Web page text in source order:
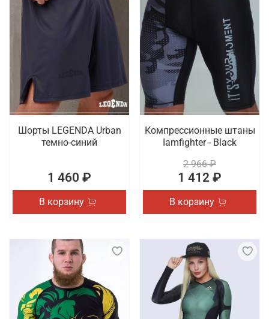
Шорты LEGENDA Urban
темно-синий
1 460 ₽
В корзину
Компрессионные штаны
Iamfighter - Black
2 966 ₽
1 412 ₽
В корзину